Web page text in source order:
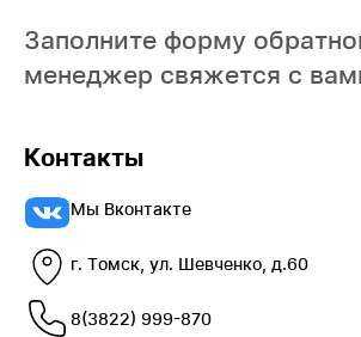
Заполните форму
менеджер свяжется с
Контакты
Мы Вконтакте
г. Томск, ул. Шевченко, д.60
8(3822) 999-870